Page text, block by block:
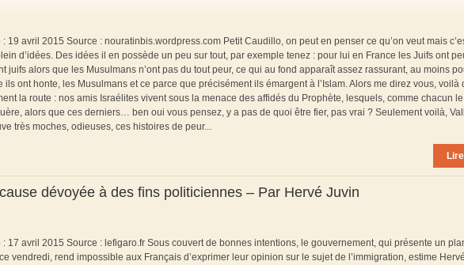
: 19 avril 2015 Source : nouratinbis.wordpress.com Petit Caudillo, on peut en penser ce qu’on veut mais
d’idées. Des idées il en possède un peu sur tout, par exemple tenez : pour lui en France les Juifs ont
juifs alors que les Musulmans n’ont pas du tout peur, ce qui au fond apparaît assez rassurant, au moins
ils ont honte, les Musulmans et ce parce que précisément ils émargent à l’Islam. Alors me direz vous, voilà
la route : nos amis Israélites vivent sous la menace des affidés du Prophète, lesquels, comme chacun
alors que ces derniers… ben oui vous pensez, y a pas de quoi être fier, pas vrai ? Seulement voilà,
très moches, odieuses, ces histoires de peur...
dévoyée à des fins politiciennes – Par Hervé Juvin
: 17 avril 2015 Source : lefigaro.fr Sous couvert de bonnes intentions, le gouvernement, qui présente un
vendredi, rend impossible aux Français d’exprimer leur opinion sur le sujet de l’immigration, estime